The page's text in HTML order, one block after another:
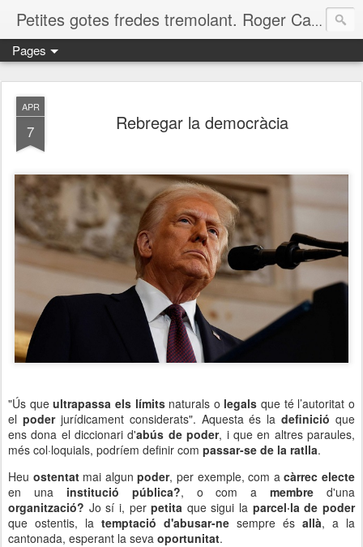
Petites gotes fredes tremolant. Roger Casero Gumbau. Girona
Pages
APR
7 Rebregar la democràcia
"Ús queultrapassa els límitsnaturals o legalsque té l’autoritat o
el poder jurídicament considerats". Aquesta és ladefinició que
ens dona el diccionari d'abús de poder, i que en altres paraules,
més col·loquials, podríem definir com passar-se de la ratlla.
Heu ostentat mai algunpoder, per exemple, com acàrrec electe
en una institució pública?, o com amembre d'una
organització? Jo sí i, perpetita que sigui la parcel·la de poder
que ostentis, la temptació d'abusar-ne sempre és allà, a la
cantonada, esperant la seva oportunitat.